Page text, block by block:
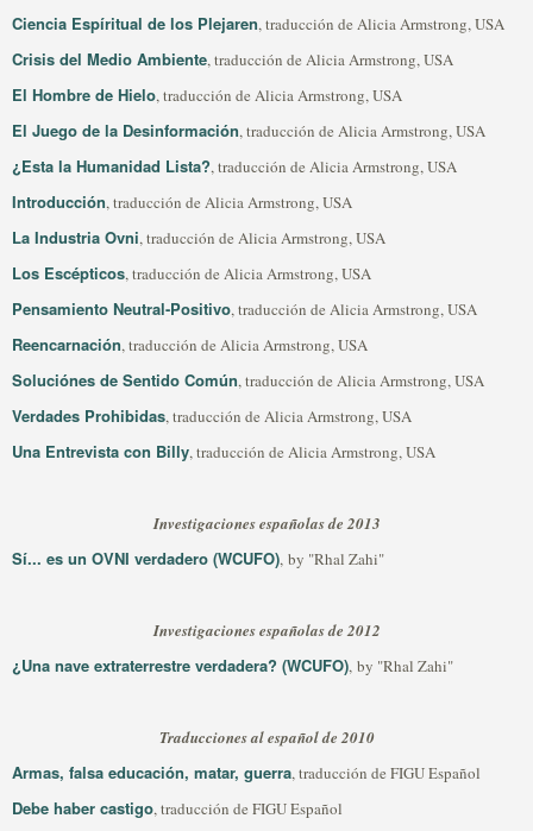
Ciencia Espíritual de los Plejaren, traducción de Alicia Armstrong, USA
Crisis del Medio Ambiente, traducción de Alicia Armstrong, USA
El Hombre de Hielo, traducción de Alicia Armstrong, USA
El Juego de la Desinformación, traducción de Alicia Armstrong, USA
¿Esta la Humanidad Lista?, traducción de Alicia Armstrong, USA
Introducción, traducción de Alicia Armstrong, USA
La Industria Ovni, traducción de Alicia Armstrong, USA
Los Escépticos, traducción de Alicia Armstrong, USA
Pensamiento Neutral-Positivo, traducción de Alicia Armstrong, USA
Reencarnación, traducción de Alicia Armstrong, USA
Soluciónes de Sentido Común, traducción de Alicia Armstrong, USA
Verdades Prohibidas, traducción de Alicia Armstrong, USA
Una Entrevista con Billy, traducción de Alicia Armstrong, USA
Investigaciones españolas de 2013
Sí... es un OVNI verdadero (WCUFO), by "Rhal Zahi"
Investigaciones españolas de 2012
¿Una nave extraterrestre verdadera? (WCUFO), by "Rhal Zahi"
Traducciones al español de 2010
Armas, falsa educación, matar, guerra, traducción de FIGU Español
Debe haber castigo, traducción de FIGU Español